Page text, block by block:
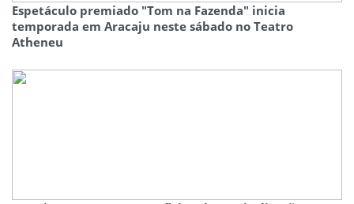
Espetáculo premiado "Tom na Fazenda" inicia
temporada em Aracaju neste sábado no Teatro
Atheneu